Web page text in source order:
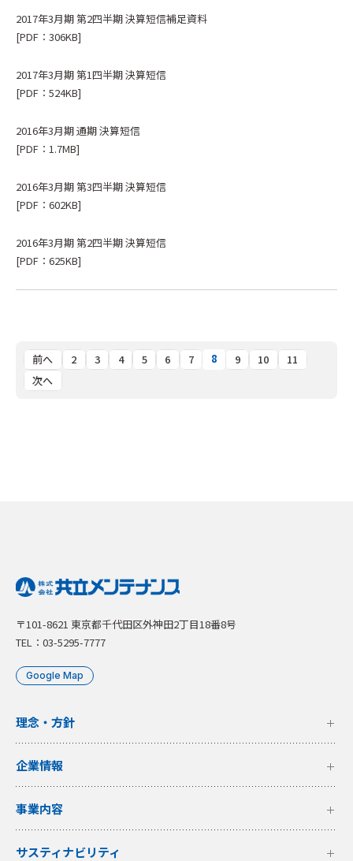
2017年3月期 第2四半期 決算短信補足資料
[PDF：306KB]
2017年3月期 第1四半期 決算短信
[PDF：524KB]
2016年3月期 通期 決算短信
[PDF：1.7MB]
2016年3月期 第3四半期 決算短信
[PDF：602KB]
2016年3月期 第2四半期 決算短信
[PDF：625KB]
前へ 2 3 4 5 6 7 8 9 10
11
次へ
〒101-8621 東京都千代田区外神田2丁目18番8号
TEL：03-5295-7777
Google Map
理念・方針
企業情報
事業内容
サスティナビリティ